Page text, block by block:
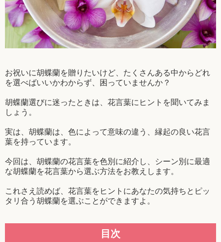
お祝いに胡蝶蘭を贈りたいけど、たくさんある中からどれ
を選べばいいかわからず、困っていませんか？
胡蝶蘭選びに迷ったときは、花言葉にヒントを聞いてみま
しょう。
実は、胡蝶蘭は、色によって意味の違う、縁起の良い花言
葉を持っています。
今回は、胡蝶蘭の花言葉を色別に紹介し、シーン別に最適
な胡蝶蘭を花言葉から選ぶ方法をお教えします。
これさえ読めば、花言葉をヒントにあなたの気持ちとピッ
タリ合う胡蝶蘭を選ぶことができますよ。
目次